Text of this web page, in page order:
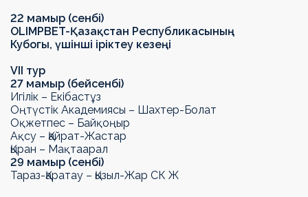
22 мамыр (сенбі)
OLIMPBET-Қазақстан Республикасының
Кубогы, үшінші іріктеу кезеңі
VII тур
27 мамыр (бейсенбі)
Игілік – Екібастұз
Оңтүстік Академиясы – Шахтер-Болат
Оқжетпес – Байқоңыр
Ақсу – Қайрат-Жастар
Қыран – Мақтаарал
29 мамыр (сенбі)
Тараз-Қаратау – Қызыл-Жар СК Ж